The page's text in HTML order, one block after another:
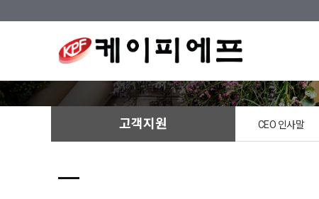
고객지원 CEO 인사말